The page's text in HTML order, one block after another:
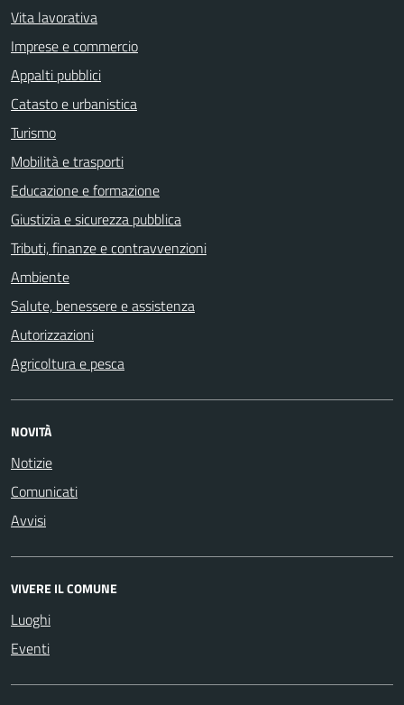
Vita lavorativa
Imprese e commercio
Appalti pubblici
Catasto e urbanistica
Turismo
Mobilità e trasporti
Educazione e formazione
Giustizia e sicurezza pubblica
Tributi, finanze e contravvenzioni
Ambiente
Salute, benessere e assistenza
Autorizzazioni
Agricoltura e pesca
NOVITÀ
Notizie
Comunicati
Avvisi
VIVERE IL COMUNE
Luoghi
Eventi